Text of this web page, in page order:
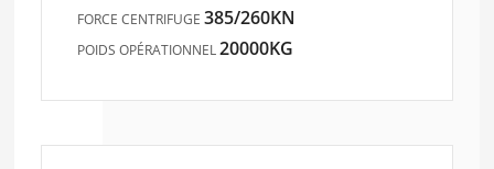
FORCE CENTRIFUGE385/260KN
POIDS OPÉRATIONNEL20000KG